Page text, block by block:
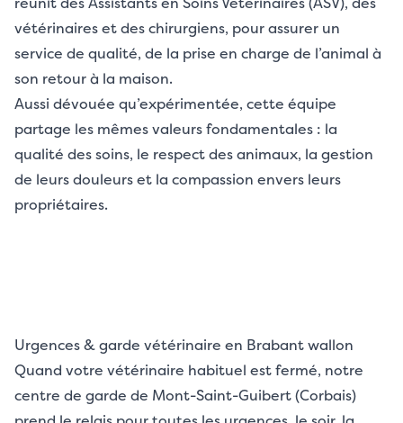
vétérinaires et des chirurgiens, pour assurer un
service de qualité, de la prise en charge de l’animal à
son retour à la maison.
Aussi dévouée qu’expérimentée, cette équipe
partage les mêmes valeurs fondamentales : la
qualité des soins, le respect des animaux, la gestion
de leurs douleurs et la compassion envers leurs
propriétaires.
Urgences & garde vétérinaire en Brabant wallon
Quand votre vétérinaire habituel est fermé, notre
centre de garde de Mont-Saint-Guibert (Corbais)